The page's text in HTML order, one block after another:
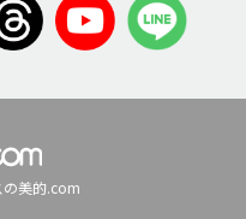
の美的.com